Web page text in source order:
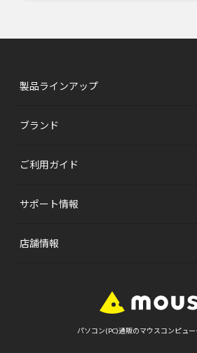
製品ラインアップ
ブランド
ご利用ガイド
サポート情報
店舗情報
パソコン(PC)通販のマウスコンピュー